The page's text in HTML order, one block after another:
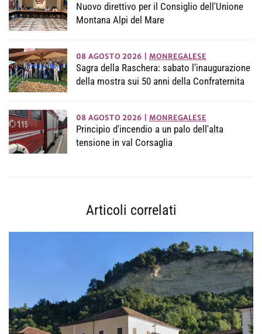
Nuovo direttivo per il Consiglio dell'Unione
Montana Alpi del Mare
08 AGOSTO 2026 MONREGALESE
Sagra della Raschera: sabato l’inaugurazione
della mostra sui 50 anni della Confraternita
08 AGOSTO 2026 MONREGALESE
Principio d'incendio a un palo dell'alta
tensione in val Corsaglia
Articoli correlati